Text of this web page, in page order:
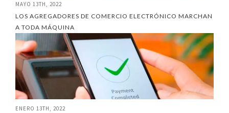
MAYO 13TH, 2022
LOS AGREGADORES DE COMERCIO ELECTRÓNICO MARCHAN
A TODA MÁQUINA
ENERO 13TH, 2022